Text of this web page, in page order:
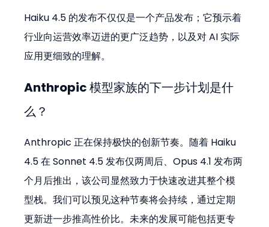
Haiku 4.5 的发布不仅仅是一个产品发布；它预示着
行业向运营效率迈进的更广泛趋势，以及对 AI 实际
应用更细致的理解。
Anthropic 模型家族的下一步计划是什
么？
Anthropic 正在保持极快的创新节奏。随着 Haiku
4.5 在 Sonnet 4.5 发布仅两周后、Opus 4.1 发布两
个月后推出，该公司显然致力于快速改进其整个模
型栈。我们可以预见这种节奏将会持续，通过定期
更新进一步推高性价比。未来的发展可能包括更专